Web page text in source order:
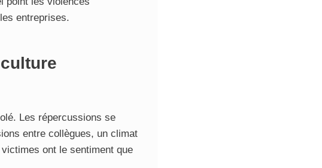
entreprises.
Les répercussions se
entre collègues, un climat
ont le sentiment que